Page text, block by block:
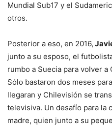
Mundial Sub17 y el
otros.
Posterior a eso, en 2016,
junto a su esposo, el
rumbo a Suecia para volver a
Sólo bastaron dos meses
llegaran y Chilevisión se
televisiva. Un desafío para la
madre, quien junto a su